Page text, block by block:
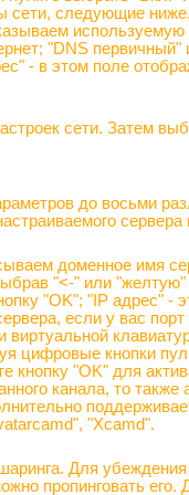
сети, следующие
"DNS первичный"
- в этом поле
сети. Затем
до восьми
доменное имя
"<-" или
"OK"; "IP адрес" -
если у вас
цифровые кнопки
кнопку "OK" для
канала, то также
"Xcamd".
Для
пропинговать его.